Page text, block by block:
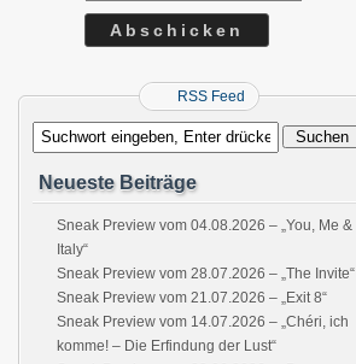
RSS Feed
Neueste Beiträge
Sneak Preview vom 04.08.2026 – „You, Me &
Italy“
Sneak Preview vom 28.07.2026 – „The Invite“
Sneak Preview vom 21.07.2026 – „Exit 8“
Sneak Preview vom 14.07.2026 – „Chéri, ich
komme! – Die Erfindung der Lust“